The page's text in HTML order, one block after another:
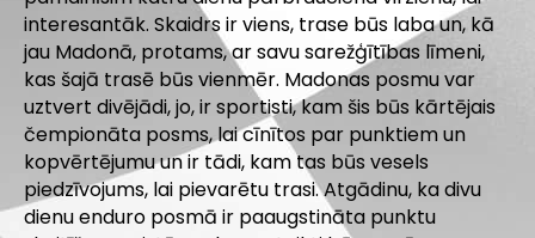
interesantāk. Skaidrs ir viens, trase būs laba un, kā
jau Madonā, protams, ar savu sarežģītības līmeni,
kas šajā trasē būs vienmēr. Madonas posmu var
uztvert divējādi, jo, ir sportisti, kam šis būs kārtējais
čempionāta posms, lai cīnītos par punktiem un
kopvērtējumu un ir tādi, kam tas būs vesels
piedzīvojums, lai pievarētu trasi. Atgādinu, ka divu
dienu enduro posmā ir paaugstināta punktu